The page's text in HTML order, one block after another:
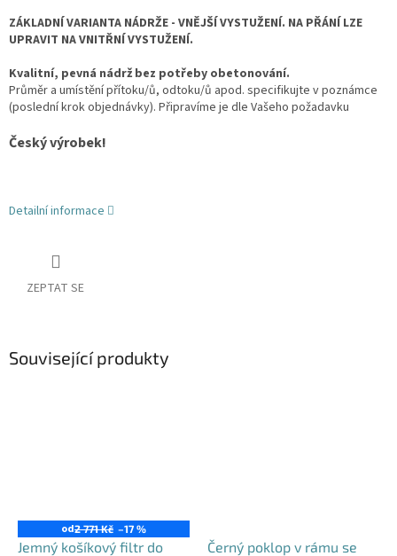
ZÁKLADNÍ VARIANTA NÁDRŽE - VNĚJŠÍ VYSTUŽENÍ. NA PŘÁNÍ LZE
UPRAVIT NA VNITŘNÍ VYSTUŽENÍ.
Kvalitní, pevná nádrž bez potřeby obetonování.
Průměr a umístění přítoku/ů, odtoku/ů apod. specifikujte v poznámce
(poslední krok objednávky). Připravíme je dle Vašeho požadavku
Český výrobek!
Detailní informace
ZEPTAT SE
Související produkty
od2 771 Kč –17 %
Jemný košíkový filtr do
Černý poklop v rámu se